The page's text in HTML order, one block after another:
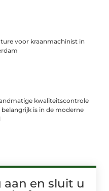
voor kraanmachinist in
kwaliteitscontrole
belangrijk is in de moderne
aan en sluit u